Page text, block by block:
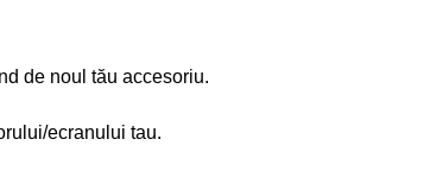
de noul tău accesoriu.
ecranului tau.